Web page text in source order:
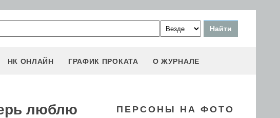
НК ОНЛАЙН ГРАФИК ПРОКАТА О ЖУРНАЛЕ
люблю ПЕРСОНЫ НА ФОТО